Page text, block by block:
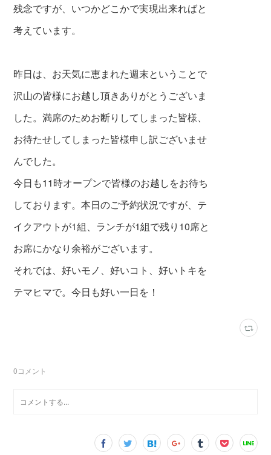
残念ですが、いつかどこかで実現出来ればと
考えています。
昨日は、お天気に恵まれた週末ということで
沢山の皆様にお越し頂きありがとうございま
した。満席のためお断りしてしまった皆様、
お待たせしてしまった皆様申し訳ございませ
んでした。
今日も11時オープンで皆様のお越しをお待ち
しております。本日のご予約状況ですが、テ
イクアウトが1組、ランチが1組で残り10席と
お席にかなり余裕がございます。
それでは、好いモノ、好いコト、好いトキを
テマヒマで。今日も好い一日を！
0コメント